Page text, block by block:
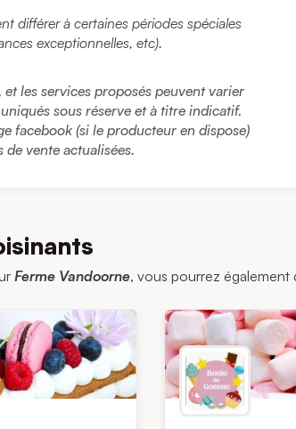
différer à certaines périodes spéciales
exceptionnelles, etc).
et les services proposés peuvent varier
sous réserve et à titre indicatif.
facebook (si le producteur en dispose)
vente actualisées.
Ferme Vandoorne, vous pourrez également